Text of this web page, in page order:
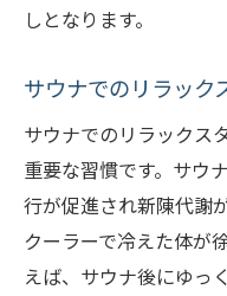
しとなります。
サウナでのリラック
サウナでのリラックス
重要な習慣です。サウ
行が促進され新陳代謝
クーラーで冷えた体が
えば、サウナ後にゆっ